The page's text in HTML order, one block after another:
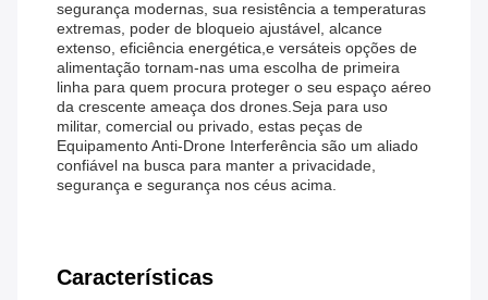
segurança modernas, sua resistência a temperaturas
extremas, poder de bloqueio ajustável, alcance
extenso, eficiência energética,e versáteis opções de
alimentação tornam-nas uma escolha de primeira
linha para quem procura proteger o seu espaço aéreo
da crescente ameaça dos drones.Seja para uso
militar, comercial ou privado, estas peças de
Equipamento Anti-Drone Interferência são um aliado
confiável na busca para manter a privacidade,
segurança e segurança nos céus acima.
Características